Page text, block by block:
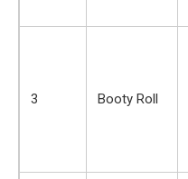
3 Booty Roll